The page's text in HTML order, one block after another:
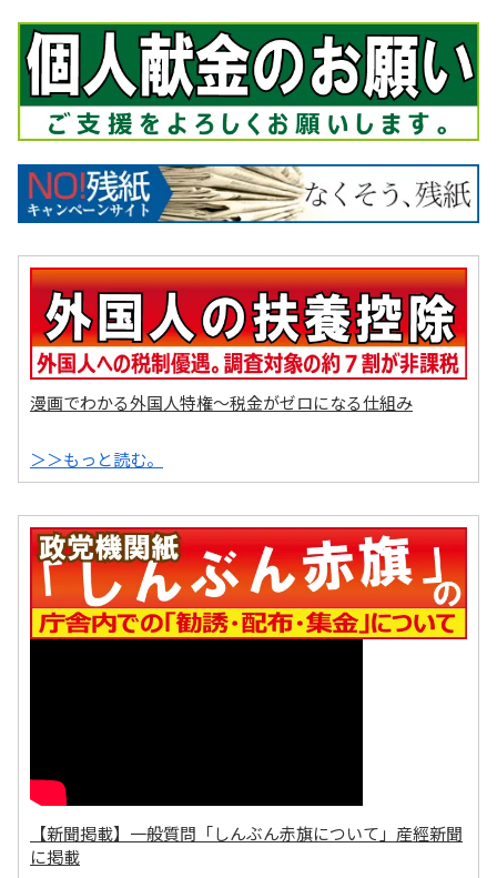
漫画でわかる外国人特権～税金がゼロになる仕組み
＞＞もっと読む。
【新聞掲載】一般質問「しんぶん赤旗について」産經新聞
に掲載